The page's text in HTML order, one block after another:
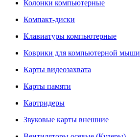
Колонки компьютерные
Компакт-диски
Клавиатуры компьютерные
Коврики для компьютерной мыши
Карты видеозахвата
Карты памяти
Картридеры
Звуковые карты внешние